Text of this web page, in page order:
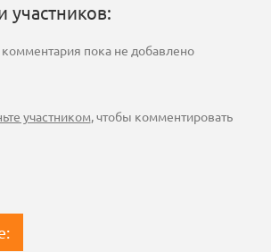
пока не добавлено
участником, чтобы комментировать